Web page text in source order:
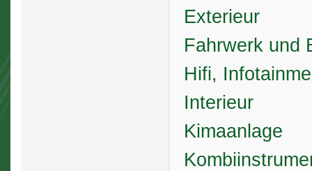
Exterieur
Fahrwerk und
Hifi,
Interieur
Kimaanlage